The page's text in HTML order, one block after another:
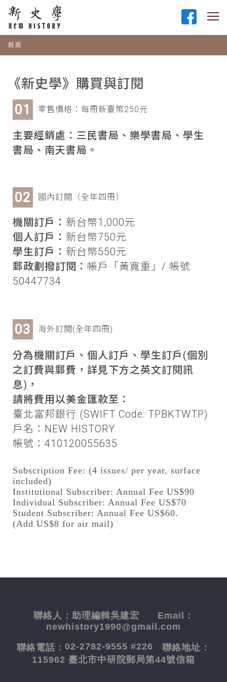
首頁
《新史學》購買與訂閱
零售價格：每冊新臺幣250元
主要經銷處：三民書局、樂學書局、學生
書局、南天書局。
國內訂閱（全年四冊）
機關訂戶： 新台幣1,000元
個人訂戶： 新台幣750元
學生訂戶： 新台幣550元
郵政劃撥訂閱： 帳戶「黃寬重」/ 帳號
50447734
海外訂閱(全年四冊)
分為機關訂戶、個人訂戶、學生訂戶(個別
之訂費與郵費，詳見下方之英文訂閱訊
息)，
請將費用以美金匯款至：
臺北富邦銀行 (SWIFT Code: TPBKTWTP)
戶名：NEW HISTORY
帳號：410120055635
Subscription Fee: (4 issues/ per year, surface
included)
Institutional Subscriber: Annual Fee US$90
Individual Subscriber: Annual Fee US$70
Student Subscriber: Annual Fee US$60.
(Add US$8 for air mail)
聯絡人： 助理編輯吳建宏 Email：
newhistory1990@gmail.com
聯絡電話： 02-2782-9555 #226 聯絡地址：
115962 臺北市中研院郵局第44號信箱